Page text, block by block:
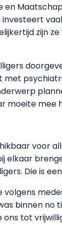
en
investeert
zijn
moeite mee
voor
elkaar
Die is
binnen no
tot